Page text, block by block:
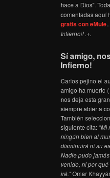
hace a Dios".
comentadas aquí
gratis con eMule...
Infierno!! .+.
Sí amigo,
Infierno!
Carlos pejino el
amigo ha muerto
nos deja esta
siempre abierta
También
siguiente cita: "Mi
ningún bien al
disminuirá ni su
Nadie pudo
venido, ni por
iré."Omar